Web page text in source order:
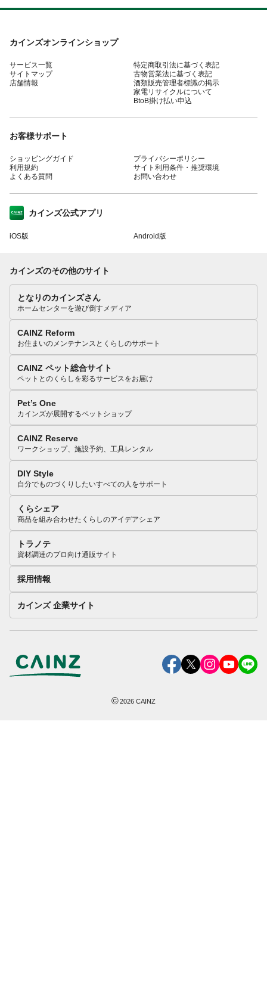
カインズオンラインショップ
サービス一覧
サイトマップ
店舗情報
特定商取引法に基づく表記
古物営業法に基づく表記
酒類販売管理者標識の掲示
家電リサイクルについて
BtoB掛け払い申込
お客様サポート
ショッピングガイド
利用規約
よくある質問
プライバシーポリシー
サイト利用条件・推奨環境
お問い合わせ
カインズ公式アプリ
iOS版 Android版
カインズのその他のサイト
となりのカインズさん
ホームセンターを遊び倒すメディア
CAINZ Reform
お住まいのメンテナンスとくらしのサポート
CAINZ ペット総合サイト
ペットとのくらしを彩るサービスをお届け
Pet’s One
カインズが展開するペットショップ
CAINZ Reserve
ワークショップ、施設予約、工具レンタル
DIY Style
自分でものづくりしたいすべての人をサポート
くらシェア
商品を組み合わせたくらしのアイデアシェア
トラノテ
資材調達のプロ向け通販サイト
採用情報
カインズ 企業サイト
©2026 CAINZ